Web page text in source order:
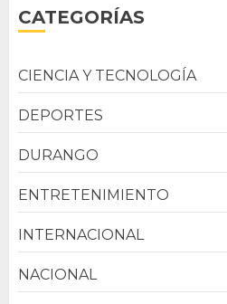
CATEGORÍAS
CIENCIA Y TECNOLOGÍA
DEPORTES
DURANGO
ENTRETENIMIENTO
INTERNACIONAL
NACIONAL